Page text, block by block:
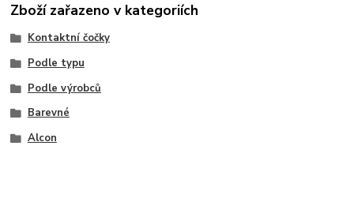
Zboží zařazeno v kategoriích
Kontaktní čočky
Podle typu
Podle výrobců
Barevné
Alcon